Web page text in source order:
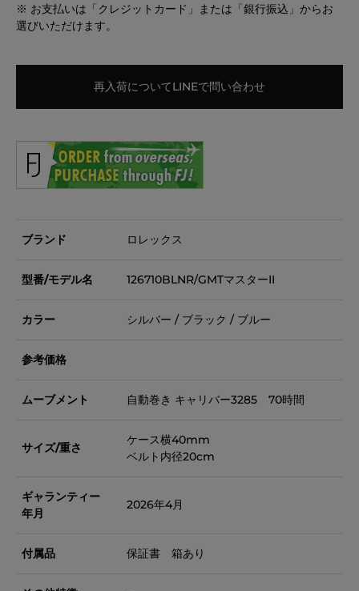
※ お支払いは「クレジットカード」または「銀行振込」からお
選びいただけます。
再入荷についてLINEで問い合わせ
ブランド ロレックス
型番/モデル名 126710BLNR/GMTマスターII
カラー シルバー / ブラック / ブルー
参考価格
ムーブメント 自動巻き キャリバー3285 70時間
サイズ/重さ
ケース横40mm
ベルト内径20cm
ギャランティー
年月
2026年4月
付属品 保証書 箱あり